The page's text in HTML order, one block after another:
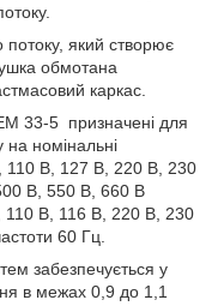
потоку, який створює
обмотана
каркас.
33-5 призначені для
номінальні
110 В, 127 В, 220 В, 230
В, 550 В, 660 В
110 В, 116 В, 220 В, 230
60 Гц.
забезпечується у
в межах 0,9 до 1,1